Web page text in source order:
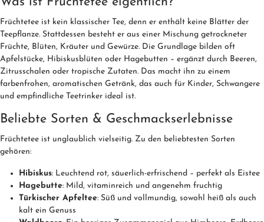
Früchtetee ist kein klassischer Tee, denn er enthält keine Blätter der
Teepflanze. Stattdessen besteht er aus einer Mischung getrockneter
Früchte, Blüten, Kräuter und Gewürze. Die Grundlage bilden oft
Apfelstücke, Hibiskusblüten oder Hagebutten – ergänzt durch Beeren,
Zitrusschalen oder tropische Zutaten. Das macht ihn zu einem
farbenfrohen, aromatischen Getränk, das auch für Kinder, Schwangere
und empfindliche Teetrinker ideal ist.
Beliebte Sorten & Geschmackserlebnisse
Früchtetee ist unglaublich vielseitig. Zu den beliebtesten Sorten
gehören:
Hibiskus: Leuchtend rot, säuerlich-erfrischend – perfekt als Eistee
Hagebutte: Mild, vitaminreich und angenehm fruchtig
Türkischer Apfeltee: Süß und vollmundig, sowohl heiß als auch
kalt ein Genuss